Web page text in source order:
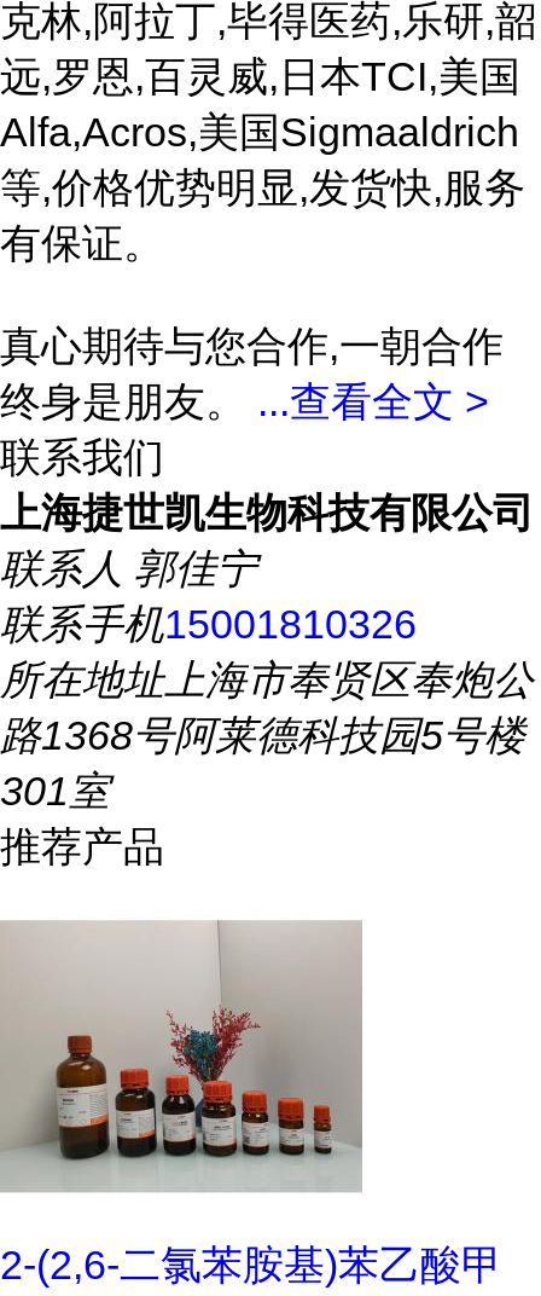
克林,阿拉丁,毕得医药,乐研,韶
远,罗恩,百灵威,日本TCI,美国
Alfa,Acros,美国Sigmaaldrich
等,价格优势明显,发货快,服务
有保证。
真心期待与您合作,一朝合作
终身是朋友。 ...查看全文 >
联系我们
上海捷世凯生物科技有限公司
联系人 郭佳宁
联系手机15001810326
所在地址上海市奉贤区奉炮公
路1368号阿莱德科技园5号楼
301室
推荐产品
2-(2,6-二氯苯胺基)苯乙酸甲